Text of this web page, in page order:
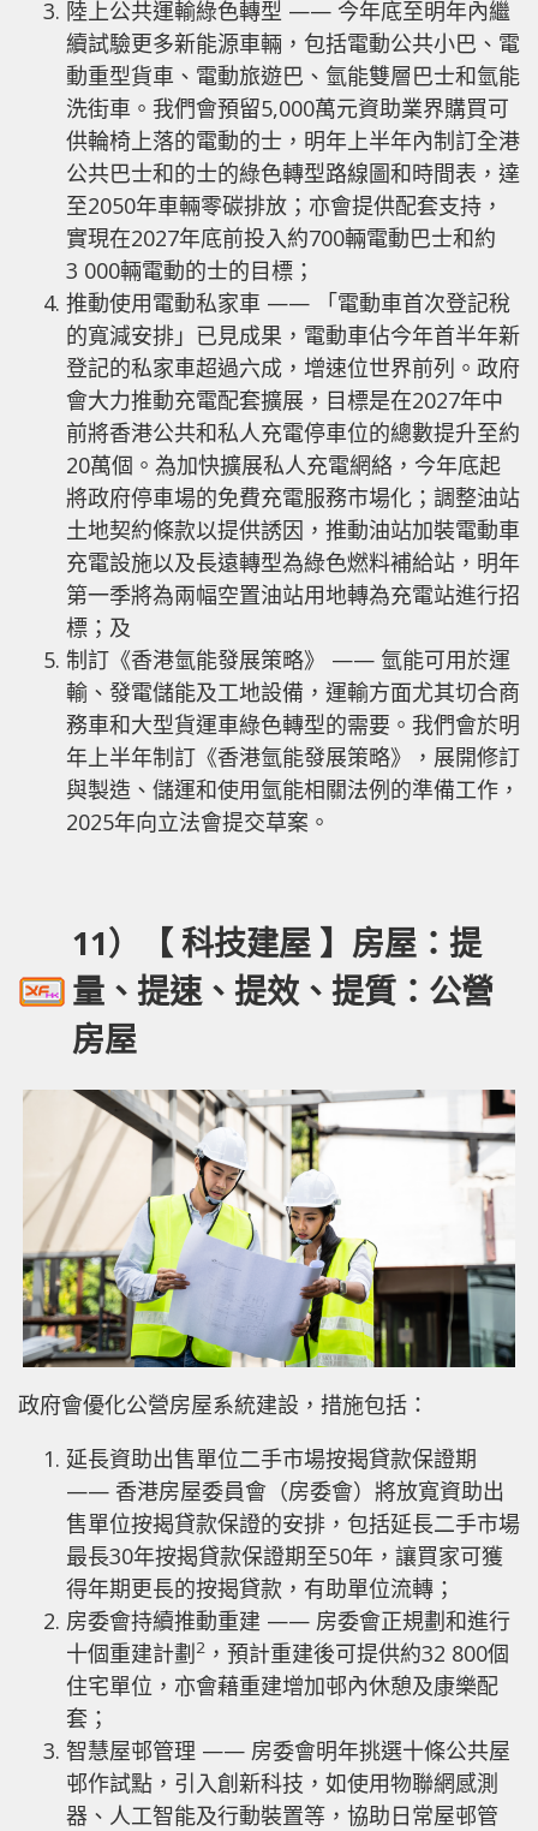
陸上公共運輸綠色轉型 —— 今年底至明年內繼
續試驗更多新能源車輛，包括電動公共小巴、電
動重型貨車、電動旅遊巴、氫能雙層巴士和氫能
洗街車。我們會預留5,000萬元資助業界購買可
供輪椅上落的電動的士，明年上半年內制訂全港
公共巴士和的士的綠色轉型路線圖和時間表，達
至2050年車輛零碳排放；亦會提供配套支持，
實現在2027年底前投入約700輛電動巴士和約
3 000輛電動的士的目標；
推動使用電動私家車 —— 「電動車首次登記稅
的寬減安排」已見成果，電動車佔今年首半年新
登記的私家車超過六成，增速位世界前列。政府
會大力推動充電配套擴展，目標是在2027年中
前將香港公共和私人充電停車位的總數提升至約
20萬個。為加快擴展私人充電網絡，今年底起
將政府停車場的免費充電服務市場化；調整油站
土地契約條款以提供誘因，推動油站加裝電動車
充電設施以及長遠轉型為綠色燃料補給站，明年
第一季將為兩幅空置油站用地轉為充電站進行招
標；及
制訂《香港氫能發展策略》 —— 氫能可用於運
輸、發電儲能及工地設備，運輸方面尤其切合商
務車和大型貨運車綠色轉型的需要。我們會於明
年上半年制訂《香港氫能發展策略》，展開修訂
與製造、儲運和使用氫能相關法例的準備工作，
2025年向立法會提交草案。
11）【 科技建屋 】房屋：提
量、提速、提效、提質：公營
房屋
政府會優化公營房屋系統建設，措施包括：
延長資助出售單位二手市場按揭貸款保證期
—— 香港房屋委員會（房委會）將放寬資助出
售單位按揭貸款保證的安排，包括延長二手市場
最長30年按揭貸款保證期至50年，讓買家可獲
得年期更長的按揭貸款，有助單位流轉；
房委會持續推動重建 —— 房委會正規劃和進行
十個重建計劃2 ，預計重建後可提供約32 800個
住宅單位，亦會藉重建增加邨內休憩及康樂配
套；
智慧屋邨管理 —— 房委會明年挑選十條公共屋
邨作試點，引入創新科技，如使用物聯網感測
器、人工智能及行動裝置等，協助日常屋邨管